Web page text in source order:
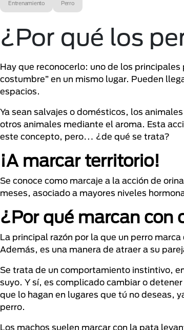
Entrenamiento Perro
¿Por qué los
Hay que reconocerlo: uno de los
costumbre” en un mismo lugar. Pueden
espacios.
Ya sean salvajes o domésticos, los
otros animales mediante el aroma. Esta
este concepto, pero… ¿de qué se trata?
¡A marcar territorio!
Se conoce como marcaje a la acción de
meses, asociado a mayores niveles
¿Por qué marcan con
La principal razón por la que un perro
Además, es una manera de atraer a su
Se trata de un comportamiento instintivo,
suyo. Y sí, es complicado cambiar o
que lo hagan en lugares que tú no deseas,
perro.
Los machos suelen marcar con la pata